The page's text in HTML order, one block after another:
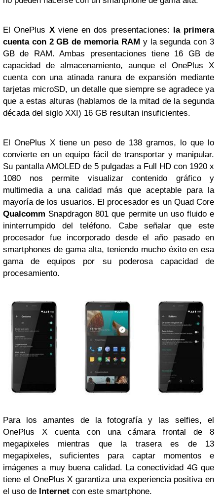
El OnePlus Xviene en dos presentaciones: la primera
cuenta con 2 GB de memoria RAM y la segunda con 3
GB de RAM. Ambas presentaciones tiene 16 GB de
capacidad de almacenamiento, aunque el OnePlus X
cuenta con una atinada ranura de expansión mediante
tarjetas microSD, un detalle que siempre se agradece ya
que a estas alturas (hablamos de la mitad de la segunda
década del siglo XXI) 16 GB resultan insuficientes.
El OnePlus X tiene un peso de 138 gramos, lo que lo
convierte en un equipo fácil de transportar y manipular.
Su pantalla AMOLED de 5 pulgadas a Full HD con 1920 x
1080 nos permite visualizar contenido gráfico y
multimedia a una calidad más que aceptable para la
mayoría de los usuarios. El procesador es un Quad Core
Qualcomm Snapdragon 801 que permite un uso fluido e
ininterrumpido del teléfono. Cabe señalar que este
procesador fue incorporado desde el año pasado en
smartphones de gama alta, teniendo mucho éxito en esa
gama de equipos por su poderosa capacidad de
procesamiento.
Para los amantes de la fotografía y las selfies, el
OnePlus X cuenta con una cámara frontal de 8
megapixeles mientras que la trasera es de 13
megapixeles, suficientes para captar momentos e
imágenes a muy buena calidad. La conectividad 4G que
tiene el OnePlus X garantiza una experiencia positiva en
el uso de Internet con este smartphone.